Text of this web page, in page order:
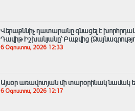
Վերաքննիչ դատարանը գնացել է
Դավիթ Իշխանյանը՝ Բաքվից
6 Օգոստոս, 2026 12:33
Այսօր առավոտյան մի տարօրինակ նամակ
6 Օգոստոս, 2026 12:17